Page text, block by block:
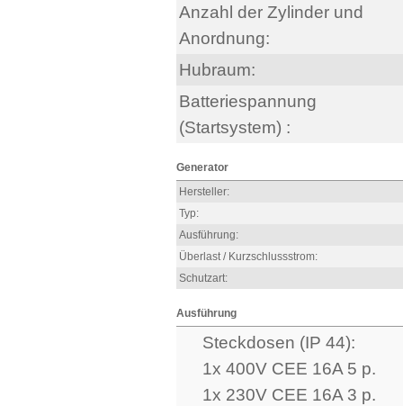
Anzahl der Zylinder und
Anordnung:
Hubraum:
Batteriespannung
(Startsystem) :
Generator
Hersteller:
Typ:
Ausführung:
Überlast / Kurzschlussstrom:
Schutzart:
Ausführung
Steckdosen (IP 44):
1x 400V CEE 16A 5 p.
1x 230V CEE 16A 3 p.